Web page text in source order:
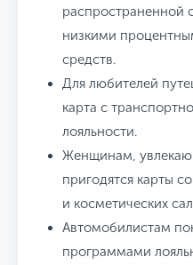
распространенной
низкими
средств.
Для любителей
карта с
лояльности.
Женщинам,
пригодятся карты
и косметических
Автомобилистам
программами